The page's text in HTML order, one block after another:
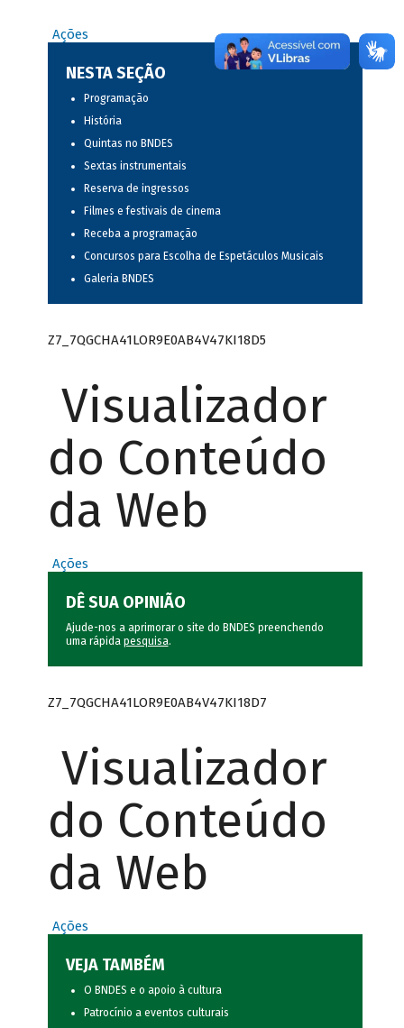
Ações
NESTA SEÇÃO
Programação
História
Quintas no BNDES
Sextas instrumentais
Reserva de ingressos
Filmes e festivais de cinema
Receba a programação
Concursos para Escolha de Espetáculos Musicais
Galeria BNDES
Z7_7QGCHA41LOR9E0AB4V47KI18D5
Visualizador
do Conteúdo
da Web
Ações
DÊ SUA OPINIÃO
Ajude-nos a aprimorar o site do BNDES preenchendo
uma rápida pesquisa.
Z7_7QGCHA41LOR9E0AB4V47KI18D7
Visualizador
do Conteúdo
da Web
Ações
VEJA TAMBÉM
O BNDES e o apoio à cultura
Patrocínio a eventos culturais